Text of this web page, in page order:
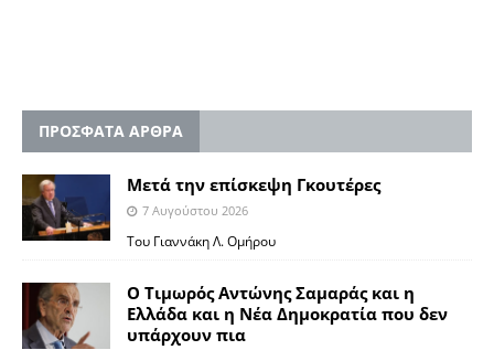
ΠΡΟΣΦΑΤΑ ΑΡΘΡΑ
Μετά την επίσκεψη Γκουτέρες
7 Αυγούστου 2026
Του Γιαννάκη Λ. Ομήρου
Ο Τιμωρός Αντώνης Σαμαράς και η
Ελλάδα και η Νέα Δημοκρατία που δεν
υπάρχουν πια